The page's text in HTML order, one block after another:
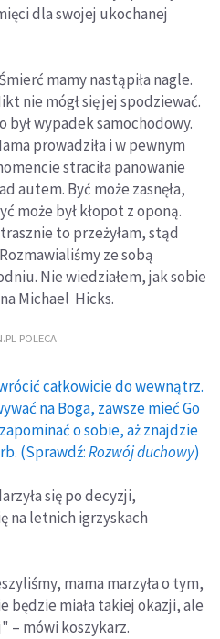
dla swojej ukochanej
mamy nastąpiła nagle.
nie mógł się jej spodziewać.
był wypadek samochodowy.
prowadziła i w pewnym
straciła panowanie
autem. Być może zasnęła,
może był kłopot z oponą.
to przeżyłam, stąd
ze sobą
Nie wiedziałem, jak sobie
Michael Hicks.
POLECA
całkowicie do wewnątrz.
na Boga, zawsze mieć Go
o sobie, aż znajdzie
(Sprawdź:Rozwój duchowy)
się po decyzji,
na letnich igrzyskach
mama marzyła o tym,
będzie miała takiej okazji, ale
– mówi koszykarz.